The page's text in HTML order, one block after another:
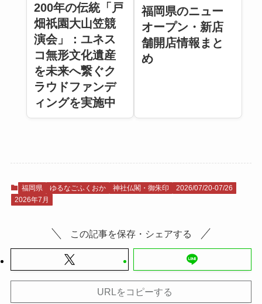
200年の伝統「戸
畑祇園大山笠競
演会」：ユネス
コ無形文化遺産
を未来へ繋ぐク
ラウドファンデ
ィングを実施中
福岡県のニュー
オープン・新店
舗開店情報まと
め
福岡県 ゆるなごふくおか 神社仏閣・御朱印
2026/07/20-07/26
2026年7月
この記事を保存・シェアする
URLをコピーする